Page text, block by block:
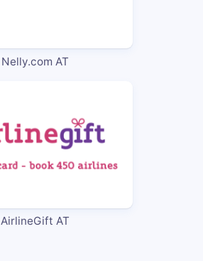
Nelly.com AT
AirlineGift AT